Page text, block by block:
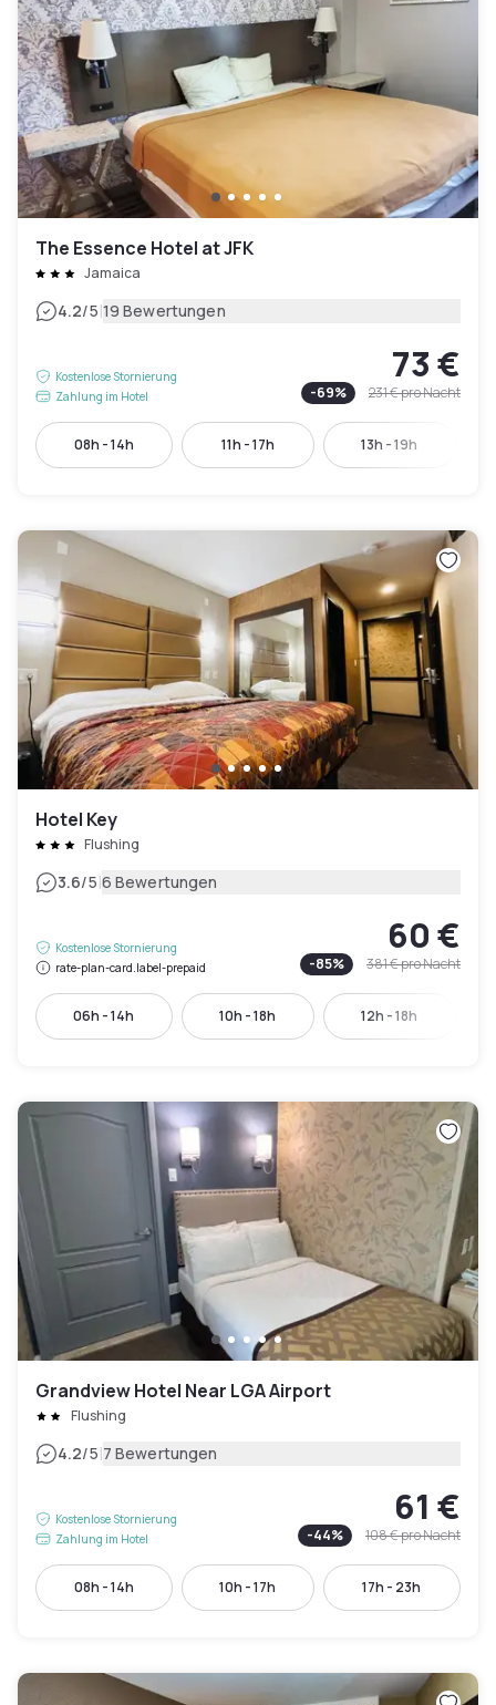
The Essence Hotel at JFK
Jamaica
4.2/5|19 Bewertungen
Kostenlose Stornierung
Zahlung im Hotel
73 €
-69% 231 €pro Nacht
08h - 14h 11h - 17h 13h - 19h
Hotel Key
Flushing
3.6/5|6 Bewertungen
Kostenlose Stornierung
rate-plan-card.label-prepaid
60 €
-85% 381 €pro Nacht
06h - 14h 10h - 18h 12h - 18h
Grandview Hotel Near LGA Airport
Flushing
4.2/5|7 Bewertungen
Kostenlose Stornierung
Zahlung im Hotel
61 €
-44% 108 €pro Nacht
08h - 14h 10h - 17h 17h - 23h